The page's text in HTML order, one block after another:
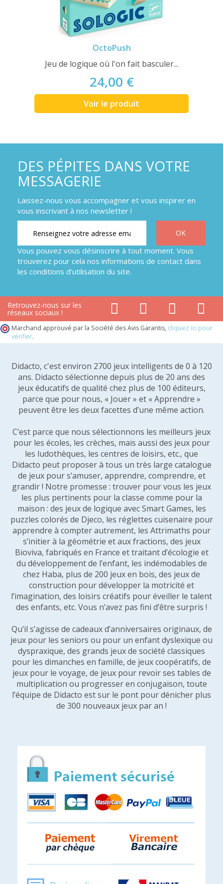
OctoPush
Jeu de logique où l'on fait basculer...
24,00 €
Voir le produit
DES PÉPITES DANS VOTRE
MESSAGERIE
Laissez-nous vous accompagner et vous inspirer en
vous inscrivant à nos newsletter !
Vous pouvez vous désinscrire à tout moment. Vous
trouverez pour cela nos informations de contact dans
les conditions d'utilisation du site.
Retrouvez-nous sur les
réseaux sociaux !
Marchand approuvé par la Société des Avis Garantis, cliquez ici pour
vérifier.
Didacto, c'est environ 2700 jeux intelligents de 0 à 120
ans. Didacto sélectionne depuis plus de 20 ans des
jeux éducatifs de qualité chez plus de 100 éditeurs,
parce que pour nous, « Jouer » et « Apprendre »
peuvent être les deux facettes d’une même action.
C’est parce que nous sélectionnons les meilleurs jeux
pour les écoles, les crèches, mais aussi des jeux pour
les ludothèques, les centres de loisirs, etc., que
Didacto peut proposer à tous un très large catalogue
de jeux pour s’amuser, apprendre, comprendre, et
grandir ! Notre promesse : trouver pour vous les jeux
les plus pertinents pour la classe comme pour la
maison : des jeux de logique avec Smart Games, les
puzzles colorés de Djeco, les réglettes cuisenaire pour
apprendre à compter autrement, les Attrimaths pour
s’initier à la géométrie et aux fractions, des jeux
Bioviva, fabriqués en France et traitant d’écologie et
du développement de l’enfant, les indémodables de
chez Haba, plus de 200 jeux en bois, des jeux de
construction pour développer la motricité et
l’imagination, des loisirs créatifs pour éveiller le talent
des enfants, etc. Vous n’avez pas fini d’être surpris !
Qu’il s’agisse de cadeaux d’anniversaires originaux, de
jeux pour les seniors ou pour un enfant dyslexique ou
dyspraxique, des grands jeux de société classiques
pour les dimanches en famille, de jeux coopératifs, de
jeux pour le voyage, de jeux pour revoir ses tables de
multiplication ou progresser en conjugaison, toute
l’équipe de Didacto est sur le pont pour dénicher plus
de 300 nouveaux jeux par an !